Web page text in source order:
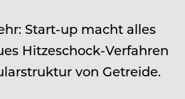
Start-up macht alles
Hitzeschock-Verfahren
von Getreide.